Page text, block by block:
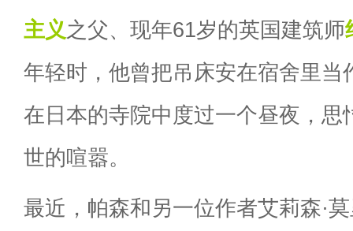
主义之父、现年61岁的英国建筑师
年轻时，他曾把吊床安在宿舍里当
在日本的寺院中度过一个昼夜，思
世的喧嚣。
最近，帕森和另一位作者艾莉森·